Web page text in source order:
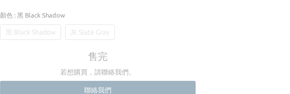
顏色 : 黑 Black Shadow
黑 Black Shadow 灰 Slate Gray
售完
若想購買，請聯絡我們。
聯絡我們